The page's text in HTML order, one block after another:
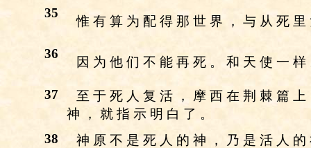
35
惟 有 算 为 配 得 那 世 界 ， 与 从 死
36
因 为 他 们 不 能 再 死 。 和 天 使 一
37
至 于 死 人 复 活 ， 摩 西 在 荆 棘 篇
神 ， 就 指 示 明 白 了 。
38
神 原 不 是 死 人 的 神 ， 乃 是 活 人